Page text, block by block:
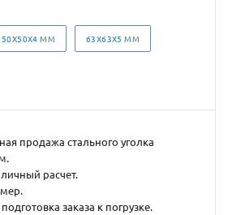
50Х50Х4 ММ 63Х63Х5 ММ
продажа стального уголка
расчет.
заказа к погрузке.